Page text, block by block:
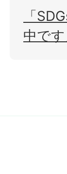
「
中です